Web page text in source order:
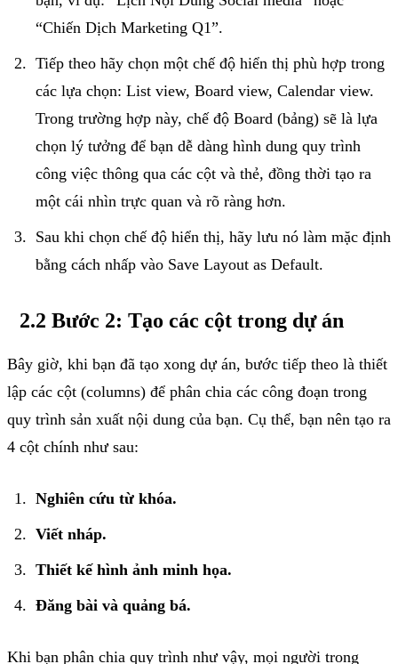
“Chiến Dịch Marketing Q1”.
Tiếp theo hãy chọn một chế độ hiển thị phù hợp trong
các lựa chọn: List view, Board view, Calendar view.
Trong trường hợp này, chế độ Board (bảng) sẽ là lựa
chọn lý tưởng để bạn dễ dàng hình dung quy trình
công việc thông qua các cột và thẻ, đồng thời tạo ra
một cái nhìn trực quan và rõ ràng hơn.
Sau khi chọn chế độ hiển thị, hãy lưu nó làm mặc định
bằng cách nhấp vào Save Layout as Default.
2.2 Bước 2: Tạo các cột trong dự án
Bây giờ, khi bạn đã tạo xong dự án, bước tiếp theo là thiết
lập các cột (columns) để phân chia các công đoạn trong
quy trình sản xuất nội dung của bạn. Cụ thể, bạn nên tạo ra
4 cột chính như sau:
Nghiên cứu từ khóa.
Viết nháp.
Thiết kế hình ảnh minh họa.
Đăng bài và quảng bá.
Khi bạn phân chia quy trình như vậy, mọi người trong